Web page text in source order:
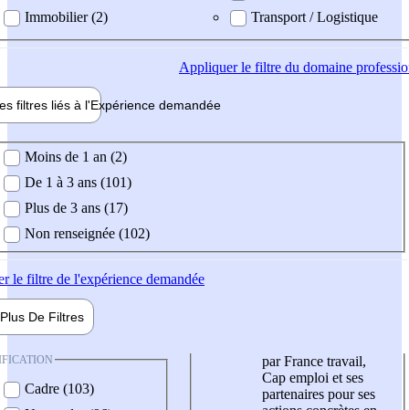
Immobilier (2)
Transport / Logistique
Appliquerle filtre du domaine
filtres liés à l'Expérience demandée
demandée
Moins de 1 an (2)
De 1 à 3 ans (101)
Plus de 3 ans (17)
Non renseignée (102)
le filtre de l'expérience demandée
Plus De Filtres
Cadre (103)
par France travail,
Cap emploi et ses
partenaires pour ses